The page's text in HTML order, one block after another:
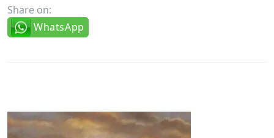
Share on:
WhatsApp